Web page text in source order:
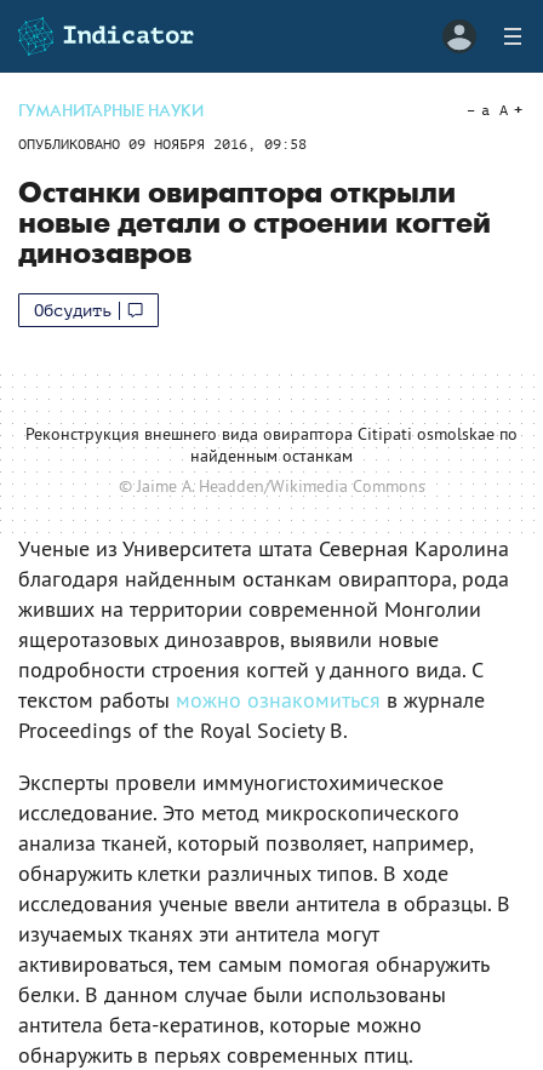
ГУМАНИТАРНЫЕ НАУКИ
ОПУБЛИКОВАНО 09 НОЯБРЯ 2016, 09:58
a A
Останки овираптора открыли
новые детали о строении когтей
динозавров
Обсудить
Реконструкция внешнего вида овираптора Citipati osmolskae по
найденным останкам
© Jaime A. Headden/Wikimedia Commons
Ученые из Университета штата Северная Каролина
благодаря найденным останкам овираптора, рода
живших на территории современной Монголии
ящеротазовых динозавров, выявили новые
подробности строения когтей у данного вида. С
текстом работы можно ознакомиться в журнале
Proceedings of the Royal Society B.
Эксперты провели иммуногистохимическое
исследование. Это метод микроскопического
анализа тканей, который позволяет, например,
обнаружить клетки различных типов. В ходе
исследования ученые ввели антитела в образцы. В
изучаемых тканях эти антитела могут
активироваться, тем самым помогая обнаружить
белки. В данном случае были использованы
антитела бета-кератинов, которые можно
обнаружить в перьях современных птиц.